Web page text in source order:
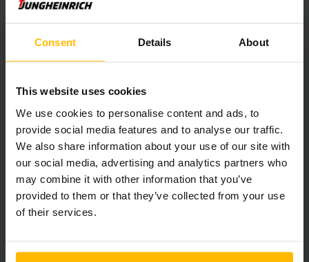
Consent Details About
This website uses cookies
We use cookies to personalise content and ads, to
provide social media features and to analyse our traffic.
We also share information about your use of our site with
our social media, advertising and analytics partners who
may combine it with other information that you’ve
provided to them or that they’ve collected from your use
of their services.
van LiDAR‑sensoren maakt de mobiele robot een kaart van
aanpassingen aan de bestaande magazijnlay‑out zijn niet
nodig. Dit verkort de doorlooptijd van projecten, verlaagt
lay‑outwijzigingen door te voeren.
Dankzij VDA 5050‑compatibiliteit kan de mobiele robot
bovendien probleemloos worden geïntegreerd in
bovenliggende besturings- en hostsystemen.
Verkeersgebieden en proceslogica kunnen op elk moment
flexibel worden aangepast aan veranderende eisen.